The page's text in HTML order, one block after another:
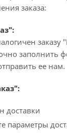
заказа:
заказу
заполнить
ее нам.
доставки
параметры